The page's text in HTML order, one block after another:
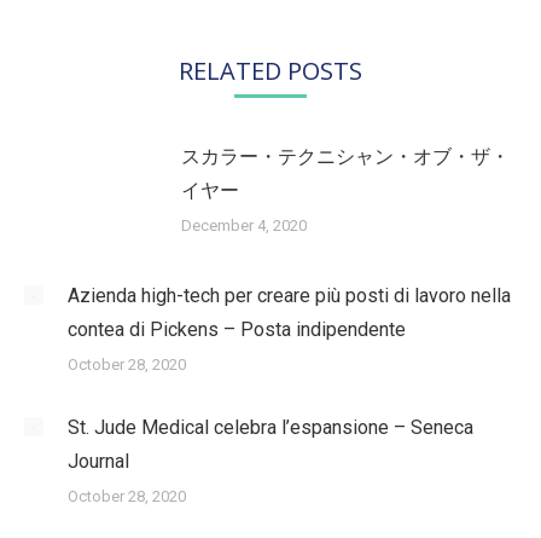
RELATED POSTS
スカラー・テクニシャン・オブ・ザ・
イヤー
December 4, 2020
Azienda high-tech per creare più posti di lavoro nella
contea di Pickens – Posta indipendente
October 28, 2020
St. Jude Medical celebra l’espansione – Seneca
Journal
October 28, 2020